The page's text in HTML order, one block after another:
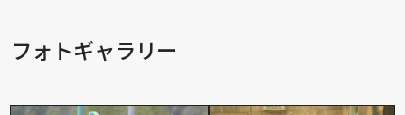
フォトギャラリー